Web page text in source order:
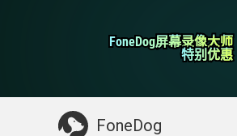
FoneDog屏幕录像大师
FoneDog屏幕录像大师
特别优惠
特别优惠
FoneDog
iPhone清理
你可能需要的东西：